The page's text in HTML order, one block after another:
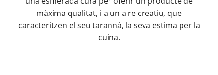
màxima qualitat, i a un aire creatiu, que
caracteritzen el seu tarannà, la seva estima per la
cuina.